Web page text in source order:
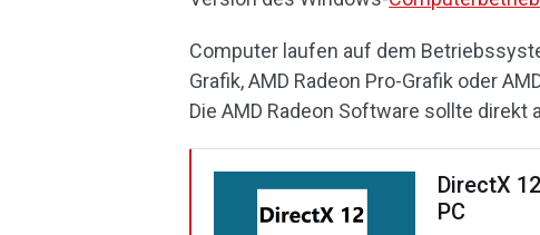
Computer laufen auf dem
Grafik, AMD Radeon Pro-Grafik oder
Die AMD Radeon Software sollte
DirectX
PC